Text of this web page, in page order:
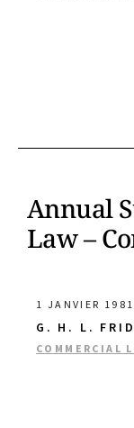
Annual
Law –
1 JANVIER 1981
G. H. L.
COMMERCIAL